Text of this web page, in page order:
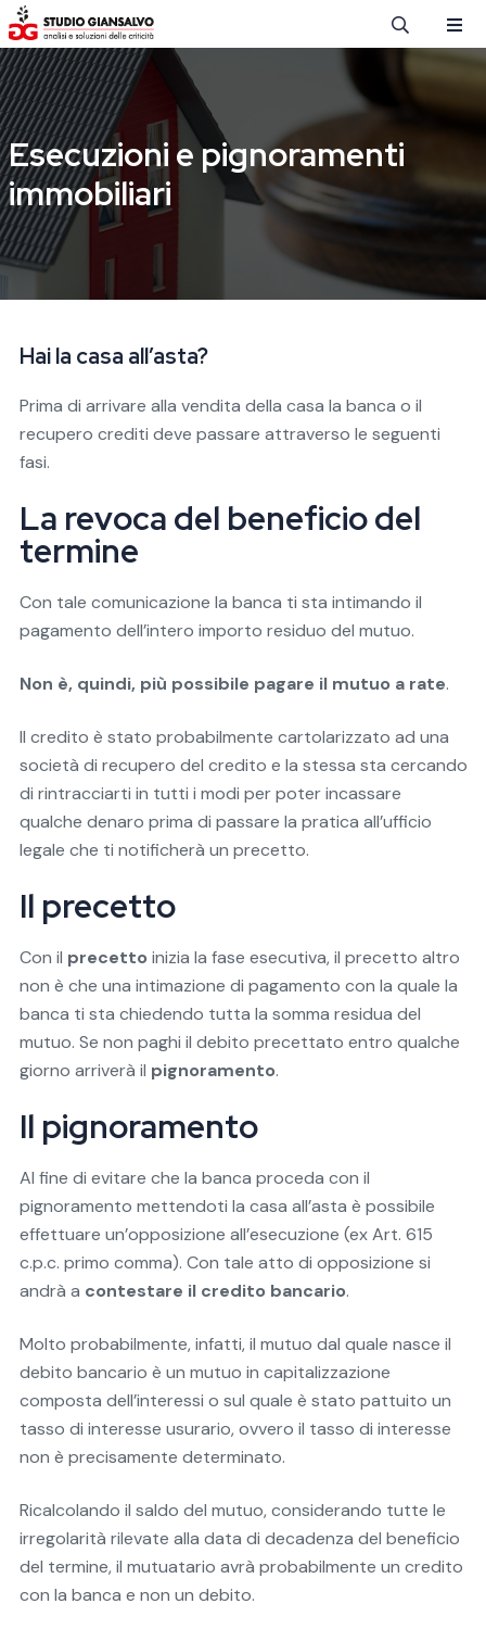
Salta al contenuto principale
Esecuzioni e pignoramenti
immobiliari
Hai la casa all’asta?
Prima di arrivare alla vendita della casa la banca o il
recupero crediti deve passare attraverso le seguenti
fasi.
La revoca del beneficio del
termine
Con tale comunicazione la banca ti sta intimando il
pagamento dell’intero importo residuo del mutuo.
Non è, quindi, più possibile pagare il mutuo a rate.
Il credito è stato probabilmente cartolarizzato ad una
società di recupero del credito e la stessa sta cercando
di rintracciarti in tutti i modi per poter incassare
qualche denaro prima di passare la pratica all’ufficio
legale che ti notificherà un precetto.
Il precetto
Con il precetto inizia la fase esecutiva, il precetto altro
non è che una intimazione di pagamento con la quale la
banca ti sta chiedendo tutta la somma residua del
mutuo. Se non paghi il debito precettato entro qualche
giorno arriverà il pignoramento.
Il pignoramento
Al fine di evitare che la banca proceda con il
pignoramento mettendoti la casa all’asta è possibile
effettuare un’opposizione all’esecuzione (ex Art. 615
c.p.c. primo comma). Con tale atto di opposizione si
andrà a contestare il credito bancario.
Molto probabilmente, infatti, il mutuo dal quale nasce il
debito bancario è un mutuo in capitalizzazione
composta dell’interessi o sul quale è stato pattuito un
tasso di interesse usurario, ovvero il tasso di interesse
non è precisamente determinato.
Ricalcolando il saldo del mutuo, considerando tutte le
irregolarità rilevate alla data di decadenza del beneficio
del termine, il mutuatario avrà probabilmente un credito
con la banca e non un debito.